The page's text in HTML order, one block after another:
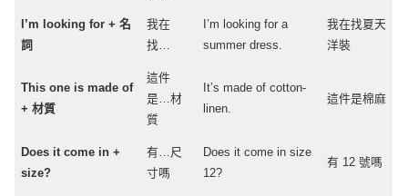
I’m looking for + 名
詞
我在
找…
I’m looking for a
summer dress.
我在找夏天
洋裝
This one is made of
+ 材質
這件
是…材
質
It’s made ofcotton-
linen.
這件是棉麻
Does itcome in +
size?
有…尺
寸嗎
Does itcome insize
12?
有 12 號嗎